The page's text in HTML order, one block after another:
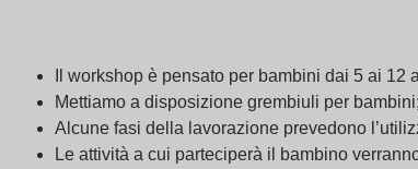
Il workshop è pensato per bambini dai 5 ai 12
Mettiamo a disposizione grembiuli per
Alcune fasi della lavorazione prevedono
Le attività a cui parteciperà il bambino